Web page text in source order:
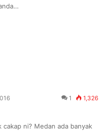
1 1,326
cakap ni? Medan ada banyak